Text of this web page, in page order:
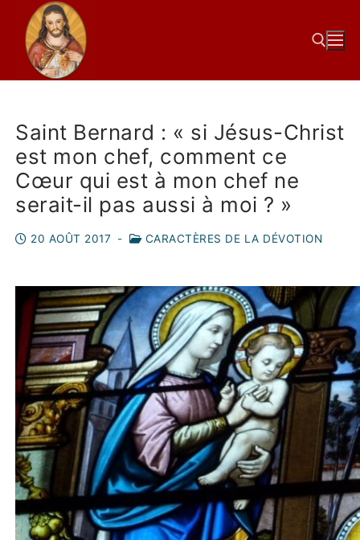
Saint Bernard : « si Jésus-Christ
est mon chef, comment ce
Cœur qui est à mon chef ne
serait-il pas aussi à moi ? »
20 AOÛT 2017 - CARACTÈRES DE LA DÉVOTION